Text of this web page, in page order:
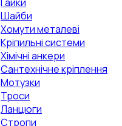
Шайби
Хомути металеві
Кріпильні системи
Хімічні анкери
Сантехнічне кріплення
Мотузки
Троси
Ланцюги
Стропи